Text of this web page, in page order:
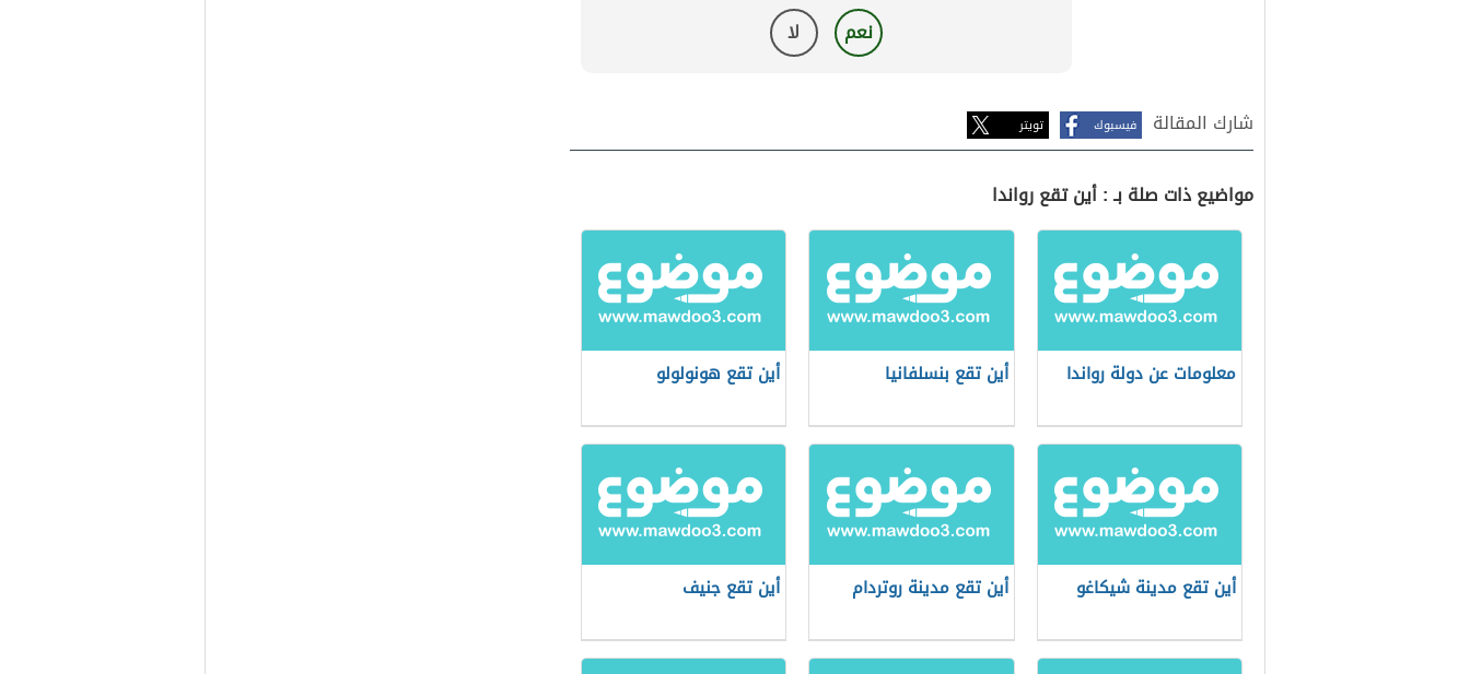
نعم لا
شارك المقالة فيسبوك تويتر
مواضيع ذات صلة بـ : أين تقع رواندا
معلومات عن دولة رواندا أين تقع بنسلفانيا أين تقع هونولولو
أين تقع مدينة شيكاغو أين تقع مدينة روتردام أين تقع جنيف